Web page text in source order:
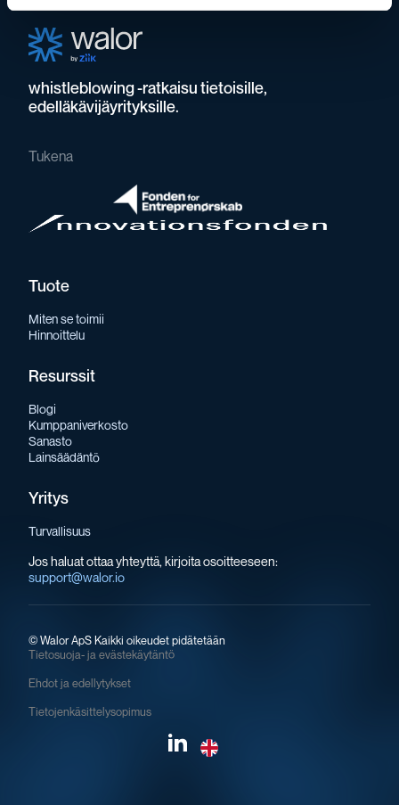
whistleblowing -ratkaisu tietoisille,
edelläkävijäyrityksille.
Tukena
Tuote
Miten se toimii
Hinnoittelu
Resurssit
Blogi
Kumppaniverkosto
Sanasto
Lainsäädäntö
Yritys
Turvallisuus
Jos haluat ottaa yhteyttä, kirjoita osoitteeseen:
support@walor.io
© Walor ApS Kaikki oikeudet pidätetään
Tietosuoja- ja evästekäytäntö
Ehdot ja edellytykset
Tietojenkäsittelysopimus